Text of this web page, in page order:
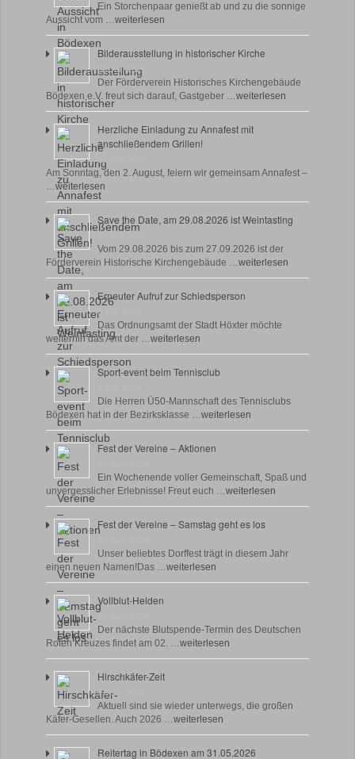
Ein Storchenpaar genießt ab und zu die sonnige
Aussicht vom …weiterlesen
Bilderausstellung in historischer Kirche
30 Juli, 2026
Der Förderverein Historisches Kirchengebäude
Bödexen e.V. freut sich darauf, Gastgeber …weiterlesen
Herzliche Einladung zu Annafest mit
anschließendem Grillen!
Am Sonntag, den 2. August, feiern wir gemeinsam Annafest –
…weiterlesen
Save the Date, am 29.08.2026 ist Weintasting
Vom 29.08.2026 bis zum 27.09.2026 ist der
Förderverein Historische Kirchengebäude …weiterlesen
Erneuter Aufruf zur Schiedsperson
8 Juli, 2026
Das Ordnungsamt der Stadt Höxter möchte
weiterhin das Amt der …weiterlesen
Sport-event beim Tennisclub
Die Herren Ü50-Mannschaft des Tennisclubs
Bödexen hat in der Bezirksklasse …weiterlesen
Fest der Vereine – Aktionen
Ein Wochenende voller Gemeinschaft, Spaß und
unvergesslicher Erlebnisse! Freut euch …weiterlesen
Fest der Vereine – Samstag geht es los
Unser beliebtes Dorffest trägt in diesem Jahr
einen neuen Namen!Das …weiterlesen
Vollblut-Helden
Der nächste Blutspende-Termin des Deutschen
Roten Kreuzes findet am 02. …weiterlesen
Hirschkäfer-Zeit
9 Juni, 2026
Aktuell sind sie wieder unterwegs, die großen
Käfer-Gesellen. Auch 2026 …weiterlesen
Reitertag in Bödexen am 31.05.2026